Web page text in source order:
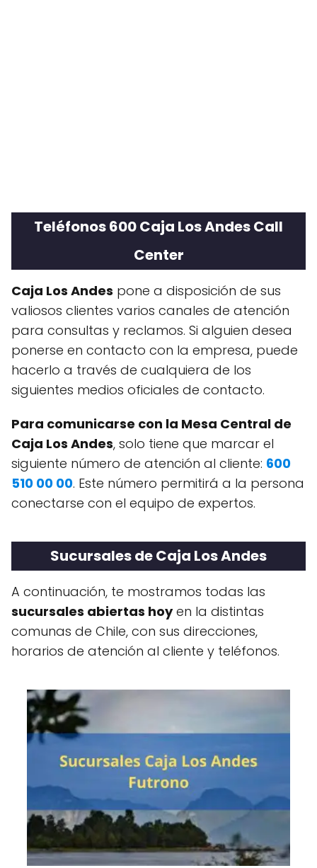
Teléfonos 600 Caja Los Andes Call
Center
Caja Los Andes pone a disposición de sus
valiosos clientes varios canales de atención
para consultas y reclamos. Si alguien desea
ponerse en contacto con la empresa, puede
hacerlo a través de cualquiera de los
siguientes medios oficiales de contacto.
Para comunicarse con la Mesa Central de
Caja Los Andes, solo tiene que marcar el
siguiente número de atención al cliente: 600
510 00 00. Este número permitirá a la persona
conectarse con el equipo de expertos.
Sucursales de Caja Los Andes
A continuación, te mostramos todas las
sucursales abiertas hoyen la distintas
comunas de Chile, con sus direcciones,
horarios de atención al cliente y teléfonos.